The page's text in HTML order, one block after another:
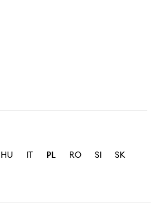
HU IT PL RO SI
SK